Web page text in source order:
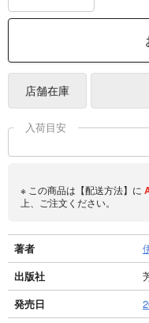
店舗在庫
入荷目安
※ この商品は【配送方法】に
上、ご注文ください。
著者
出版社
発売日